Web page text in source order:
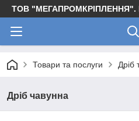
ТОВ "МЕГАПРОМКРІПЛЕННЯ".
Товари та послуги Дріб
Дріб чавунна